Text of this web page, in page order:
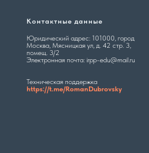
Контактные данные
Юридический адрес: 101000, город
Москва, Мясницкая ул, д. 42 стр. 3,
помещ. 3/2
Электронная почта: irpp-edu@mail.ru
Техническая поддержка
https://t.me/RomanDubrovsky